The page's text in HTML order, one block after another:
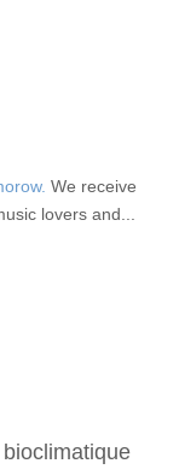
We receive
lovers and...